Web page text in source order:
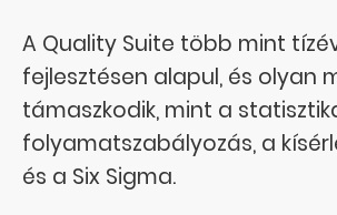
A Quality Suite több mint
fejlesztésen alapul, és olyan
támaszkodik, mint a
folyamatszabályozás, a
és a Six Sigma.